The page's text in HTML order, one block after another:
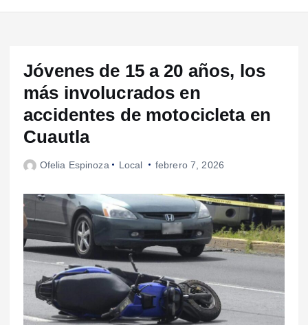
Jóvenes de 15 a 20 años, los
más involucrados en
accidentes de motocicleta en
Cuautla
Ofelia Espinoza Local febrero 7, 2026